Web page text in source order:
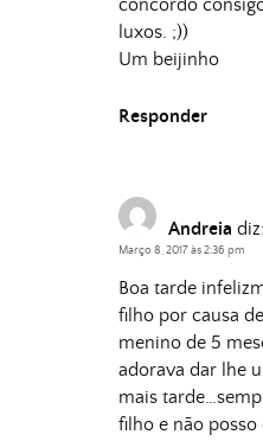
concordo
luxos. ;))
Um beijinho
Responder
Andreia diz:
Março 8, 2017 às 2:36 pm
Boa tarde
filho por causa
menino de 5
adorava dar lhe
mais
filho e não